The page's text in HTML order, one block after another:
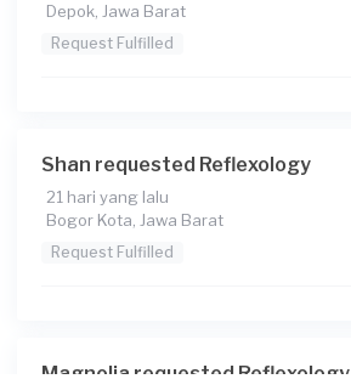
Depok, Jawa Barat
Request Fulfilled
Shan requested Reflexology
21 hari yang lalu
Bogor Kota, Jawa Barat
Request Fulfilled
Magnolia requested Reflexology